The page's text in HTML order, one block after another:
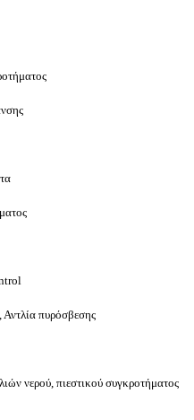
Αντλία πυρόσβεσης
νερού, πιεστικού συγκροτήματος